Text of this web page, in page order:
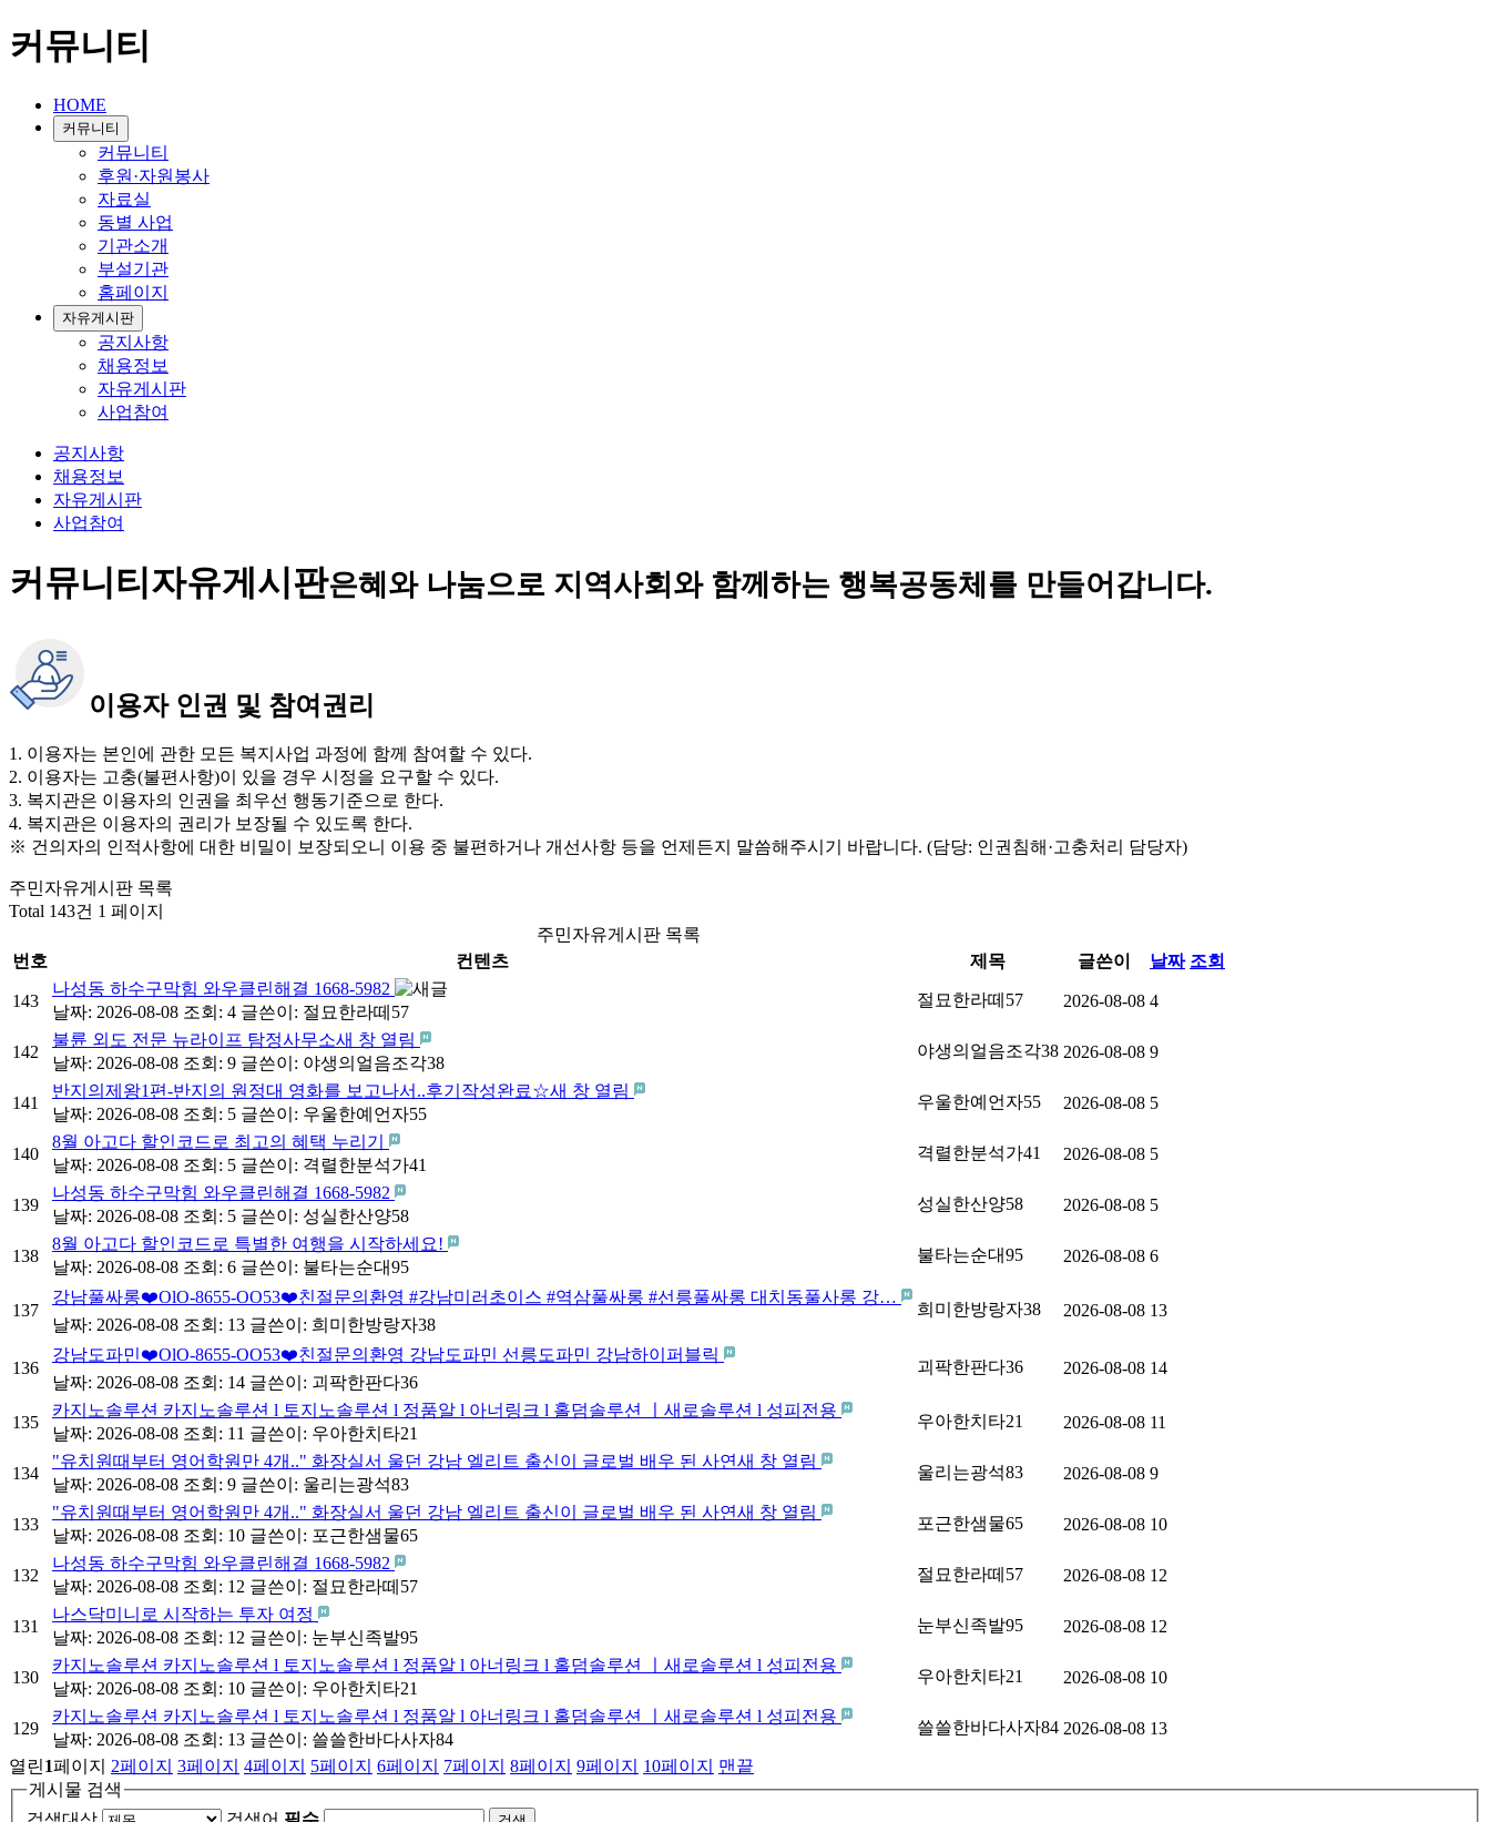
커뮤니티
HOME
커뮤니티
커뮤니티
후원·자원봉사
자료실
동별 사업
기관소개
부설기관
홈페이지
자유게시판
공지사항
채용정보
자유게시판
사업참여
공지사항
채용정보
자유게시판
사업참여
커뮤니티자유게시판은혜와 나눔으로 지역사회와 함께하는 행복공동체를 만들어갑니다.
이용자 인권 및 참여권리
1. 이용자는 본인에 관한 모든 복지사업 과정에 함께 참여할 수 있다.
2. 이용자는 고충(불편사항)이 있을 경우 시정을 요구할 수 있다.
3. 복지관은 이용자의 인권을 최우선 행동기준으로 한다.
4. 복지관은 이용자의 권리가 보장될 수 있도록 한다.
※ 건의자의 인적사항에 대한 비밀이 보장되오니 이용 중 불편하거나 개선사항 등을 언제든지 말씀해주시기 바랍니다. (담당: 인권침해·고충처리 담당자)
주민자유게시판 목록
Total 143건 1 페이지
주민자유게시판 목록
번호
컨텐츠 제목 글쓴이 날짜 조회
143
나성동 하수구막힘 와우클린해결 1668-5982
날짜: 2026-08-08 조회: 4 글쓴이: 절묘한라떼57
절묘한라떼57 2026-08-08 4
142
불륜 외도 전문 뉴라이프 탐정사무소새 창 열림
날짜: 2026-08-08 조회: 9 글쓴이: 야생의얼음조각38
야생의얼음조각38 2026-08-08 9
141
반지의제왕1편-반지의 원정대 영화를 보고나서..후기작성완료☆새 창 열림
날짜: 2026-08-08 조회: 5 글쓴이: 우울한예언자55
우울한예언자55 2026-08-08 5
140
8월 아고다 할인코드로 최고의 혜택 누리기
날짜: 2026-08-08 조회: 5 글쓴이: 격렬한분석가41
격렬한분석가41 2026-08-08 5
139
나성동 하수구막힘 와우클린해결 1668-5982
날짜: 2026-08-08 조회: 5 글쓴이: 성실한산양58
성실한산양58 2026-08-08 5
138
8월 아고다 할인코드로 특별한 여행을 시작하세요!
날짜: 2026-08-08 조회: 6 글쓴이: 불타는순대95
불타는순대95 2026-08-08 6
137
강남풀싸롱❤️OlO-8655-OO53❤️친절문의환영 #강남미러초이스 #역삼풀싸롱 #선릉풀싸롱 대치동풀사롱 강…
날짜: 2026-08-08 조회: 13 글쓴이: 희미한방랑자38
희미한방랑자38 2026-08-08 13
136
강남도파민❤️OlO-8655-OO53❤️친절문의환영 강남도파민 선릉도파민 강남하이퍼블릭
날짜: 2026-08-08 조회: 14 글쓴이: 괴팍한판다36
괴팍한판다36 2026-08-08 14
135
카지노솔루션 카지노솔루션 l 토지노솔루션 l 정품알 l 아너링크 l 홀덤솔루션 ㅣ새로솔루션 l 성피전용
날짜: 2026-08-08 조회: 11 글쓴이: 우아한치타21
우아한치타21 2026-08-08 11
134
"유치원때부터 영어학원만 4개.." 화장실서 울던 강남 엘리트 출신이 글로벌 배우 된 사연새 창 열림
날짜: 2026-08-08 조회: 9 글쓴이: 울리는광석83
울리는광석83 2026-08-08 9
133
"유치원때부터 영어학원만 4개.." 화장실서 울던 강남 엘리트 출신이 글로벌 배우 된 사연새 창 열림
날짜: 2026-08-08 조회: 10 글쓴이: 포근한샘물65
포근한샘물65 2026-08-08 10
132
나성동 하수구막힘 와우클린해결 1668-5982
날짜: 2026-08-08 조회: 12 글쓴이: 절묘한라떼57
절묘한라떼57 2026-08-08 12
131
나스닥미니로 시작하는 투자 여정
날짜: 2026-08-08 조회: 12 글쓴이: 눈부신족발95
눈부신족발95 2026-08-08 12
130
카지노솔루션 카지노솔루션 l 토지노솔루션 l 정품알 l 아너링크 l 홀덤솔루션 ㅣ새로솔루션 l 성피전용
날짜: 2026-08-08 조회: 10 글쓴이: 우아한치타21
우아한치타21 2026-08-08 10
129
카지노솔루션 카지노솔루션 l 토지노솔루션 l 정품알 l 아너링크 l 홀덤솔루션 ㅣ새로솔루션 l 성피전용
날짜: 2026-08-08 조회: 13 글쓴이: 쓸쓸한바다사자84
쓸쓸한바다사자84 2026-08-08 13
열린1페이지 2페이지 3페이지 4페이지 5페이지 6페이지 7페이지 8페이지 9페이지 10페이지
맨끝
게시물 검색